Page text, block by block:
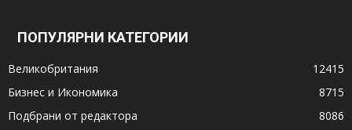
ПОПУЛЯРНИ КАТЕГОРИИ
Великобритания
12415
Бизнес и Икономика
8715
Подбрани от редактора
8086